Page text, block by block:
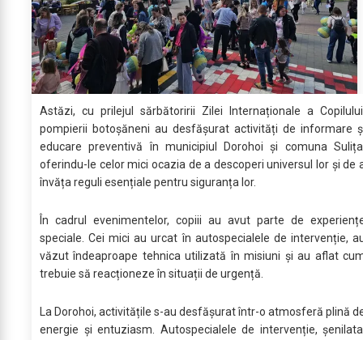
Astăzi, cu prilejul sărbătoririi Zilei Internaționale a
pompierii botoșăneni au desfășurat activități de informare
educare preventivă în municipiul Dorohoi și comuna
oferindu-le celor mici ocazia de a descoperi universul lor și de
învăța reguli esențiale pentru siguranța lor.
În cadrul evenimentelor, copiii au avut parte de
speciale. Cei mici au urcat în autospecialele de intervenție,
văzut îndeaproape tehnica utilizată în misiuni și au aflat
trebuie să reacționeze în situații de urgență.
La Dorohoi, activitățile s-au desfășurat într-o atmosferă plină
energie și entuziasm. Autospecialele de intervenție,